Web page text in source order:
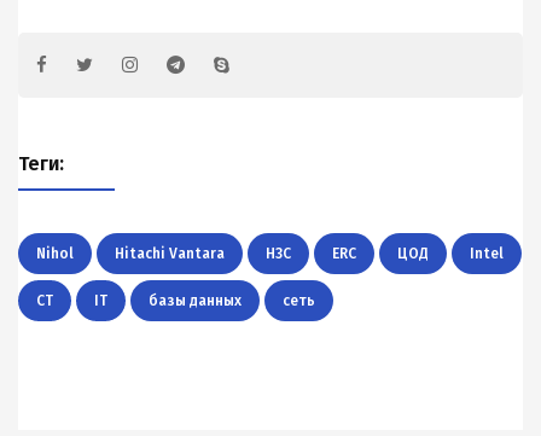
Теги:
Nihol Hitachi Vantara H3C ERC ЦОД Intel
CT IT базы данных сеть